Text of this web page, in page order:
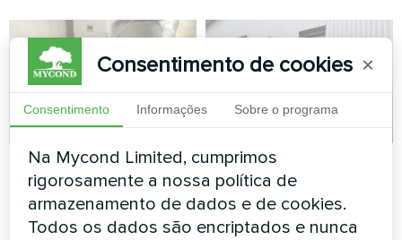
Moradia isolada com
bombas de calor
Mycond Split
Fábrica
Bomba de calor modular série
MCU
Consentimento de cookies ×
Consentimento Informações Sobre o programa
Na Mycond Limited, cumprimos
rigorosamente a nossa política de
armazenamento de dados e de cookies.
Todos os dados são encriptados e nunca